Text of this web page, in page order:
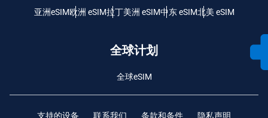
亚洲eSIM欧洲 eSIM拉丁美洲 eSIM中东 eSIM北美 eSIM
全球计划
全球eSIM
支持的设备 联系我们 条款和条件 隐私声明